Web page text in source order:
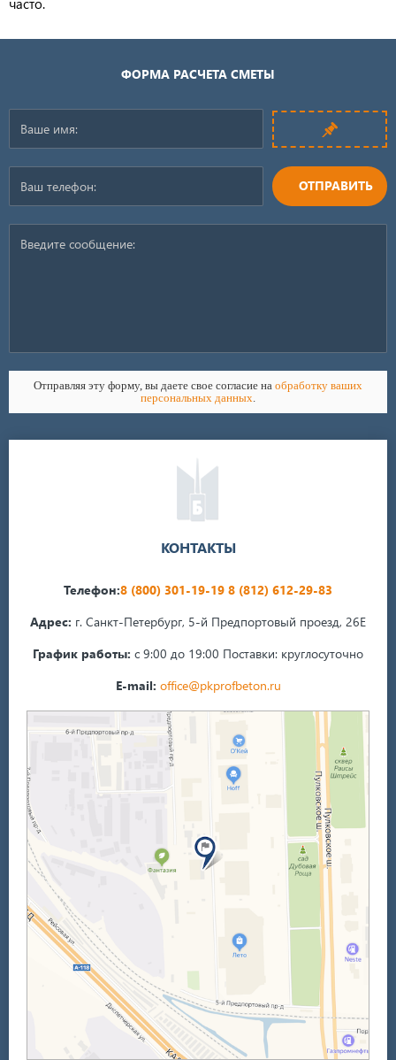
часто.
ФОРМА РАСЧЕТА СМЕТЫ
ОТПРАВИТЬ
Отправляя эту форму, вы даете свое согласие на обработку ваших
персональных данных.
КОНТАКТЫ
Телефон:8 (800) 301-19-19 8 (812) 612-29-83
Адрес: г. Санкт-Петербург, 5-й Предпортовый проезд, 26Е
График работы: с 9:00 до 19:00 Поставки: круглосуточно
E-mail: office@pkprofbeton.ru